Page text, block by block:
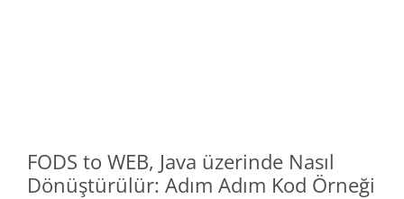
FODS to WEB, Java üzerinde Nasıl
Dönüştürülür: Adım Adım Kod Örneği